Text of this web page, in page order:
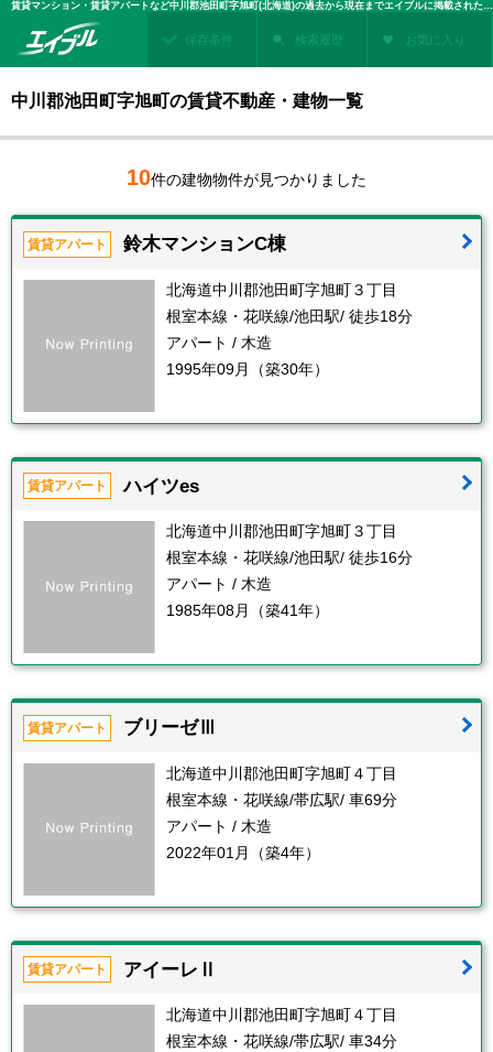
賃貸マンション・賃貸アパートなど中川郡池田町字旭町(北海道)の過去から現在までエイブルに掲載された賃貸住宅情報・建物情報を検索！不動産賃貸を探すなら、お部屋探しのエイブル
保存条件 検索履歴 お気に入り
中川郡池田町字旭町の賃貸不動産・建物一覧
10件の建物物件が見つかりました
賃貸アパート 鈴木マンションC棟
北海道中川郡池田町字旭町３丁目
根室本線・花咲線/池田駅/ 徒歩18分
アパート / 木造
1995年09月（築30年）
賃貸アパート ハイツes
北海道中川郡池田町字旭町３丁目
根室本線・花咲線/池田駅/ 徒歩16分
アパート / 木造
1985年08月（築41年）
賃貸アパート ブリーゼⅢ
北海道中川郡池田町字旭町４丁目
根室本線・花咲線/帯広駅/ 車69分
アパート / 木造
2022年01月（築4年）
賃貸アパート アイーレⅡ
北海道中川郡池田町字旭町４丁目
根室本線・花咲線/帯広駅/ 車34分